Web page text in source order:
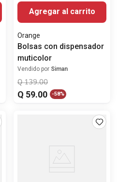
Agregar al carrito
Orange
Bolsas con dispensador
muticolor
Vendido por Siman
Q 139.00
Q 59.00 -58%